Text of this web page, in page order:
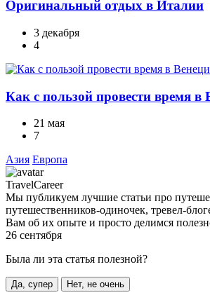
Оригинальный отдых в Италии
3 декабря
4
Как с пользой провести время в
21 мая
7
Азия Европа
TravelCareer
Мы публикуем лучшие статьи про
путешественников-одиночек, тревел-
Вам об их опыте и просто делимся
26 сентября
Была ли эта статья полезной?
Да, супер Нет, не очень